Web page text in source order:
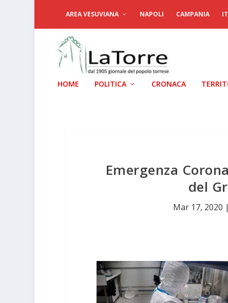
AREA VESUVIANA NAPOLI CAMPANIA
HOME POLITICA CRONACA
Emergenza
del
Mar 17, 2020